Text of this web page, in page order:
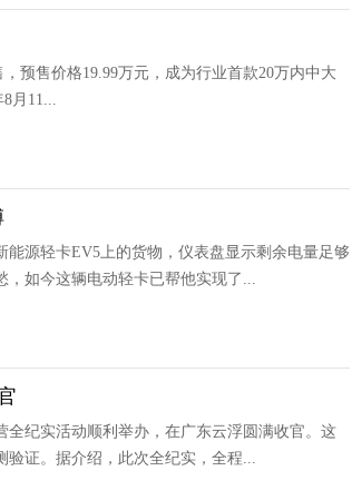
预售价格19.99万元，成为行业首款20万内中大
月11...
源轻卡EV5上的货物，仪表盘显示剩余电量足够
，如今这辆电动轻卡已帮他实现了...
纪实活动顺利举办，在广东云浮圆满收官。这
验证。据介绍，此次全纪实，全程...